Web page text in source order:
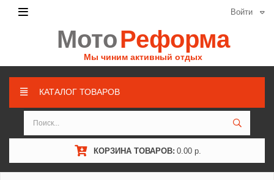
Войти
МотоРеформа
Мы чиним активный отдых
КАТАЛОГ ТОВАРОВ
КОРЗИНА ТОВАРОВ: 0.00 р.